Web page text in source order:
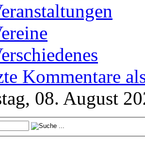
Kommentare
08. August